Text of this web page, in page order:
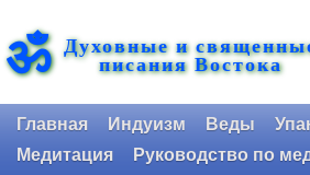
ॐ Духовные и
писания Востока
Главная Индуизм Веды
Медитация
Руководство по